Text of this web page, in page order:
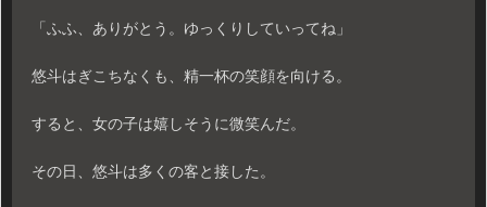
「ふふ、ありがとう。ゆっくりしていってね」
悠斗はぎこちなくも、精一杯の笑顔を向ける。
すると、女の子は嬉しそうに微笑んだ。
その日、悠斗は多くの客と接した。